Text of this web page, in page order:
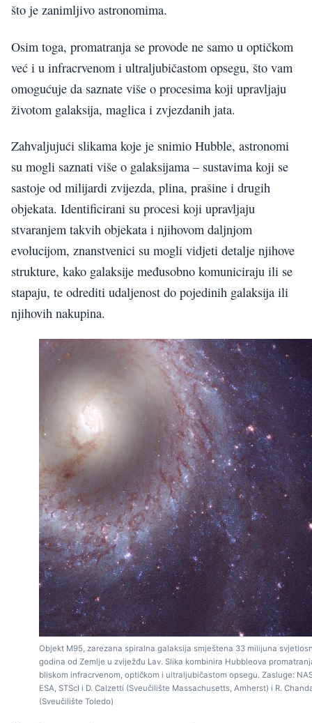
što je zanimljivo astronomima.
Osim toga, promatranja se provode ne samo u optičkom
već i u infracrvenom i ultraljubičastom opsegu, što vam
omogućuje da saznate više o procesima koji upravljaju
životom galaksija, maglica i zvjezdanih jata.
Zahvaljujući slikama koje je snimio Hubble, astronomi
su mogli saznati više o galaksijama – sustavima koji se
sastoje od milijardi zvijezda, plina, prašine i drugih
objekata. Identificirani su procesi koji upravljaju
stvaranjem takvih objekata i njihovom daljnjom
evolucijom, znanstvenici su mogli vidjeti detalje njihove
strukture, kako galaksije međusobno komuniciraju ili se
stapaju, te odrediti udaljenost do pojedinih galaksija ili
njihovih nakupina.
Objekt M95, zarezana spiralna galaksija smještena 33 milijuna
godina od Zemlje u zviježđu Lav. Slika kombinira Hubbleova
bliskom infracrvenom, optičkom i ultraljubičastom opsegu. Zasluge:
ESA, STScI i D. Calzetti (Sveučilište Massachusetts, Amherst) i R.
(Sveučilište Toledo)